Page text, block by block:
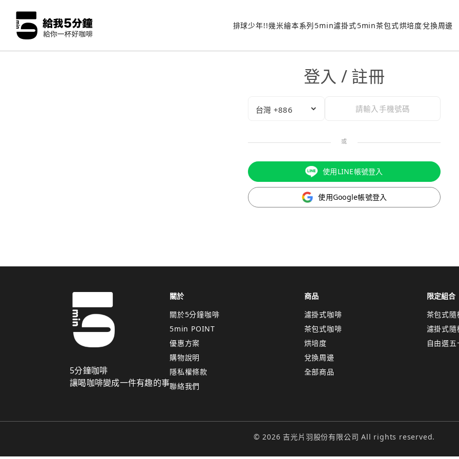
排球少年!!幾米繪本系列5min濾掛式5min茶包式烘培度兌換周邊
登入 / 註冊
或
使用LINE帳號登入
使用Google帳號登入
5分鐘咖啡
讓喝咖啡變成一件有趣的事
關於
關於5分鐘咖啡
5min POINT
優惠方案
購物說明
隱私權條款
聯絡我們
商品
濾掛式咖啡
茶包式咖啡
烘培度
兌換周邊
全部商品
限定組合
茶包式隨
濾掛式隨
自由選
© 2026 吉光片羽股份有限公司 All rights reserved.
點擊確認後，我們會將認證碼透過簡訊傳送至
驗證碼已成功發送至您的手機門號！
關閉